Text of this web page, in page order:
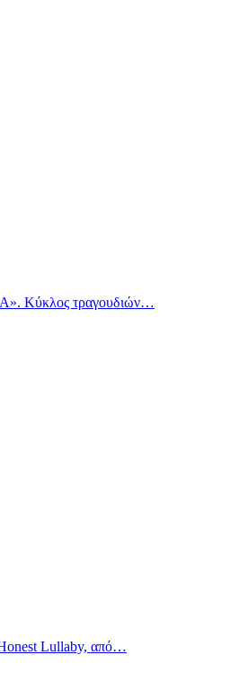
Κύκλος τραγουδιών…
Lullaby, από…